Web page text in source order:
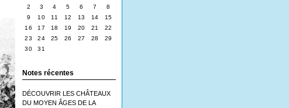
2
3 4 5 6 7
8
9
10 11 12 13 14
15
16
17 18 19 20 21
22
23
24 25 26 27 28
29
30
31
Notes récentes
DÉCOUVRIR LES CHÂTEAUX
DU MOYEN ÂGES DE LA